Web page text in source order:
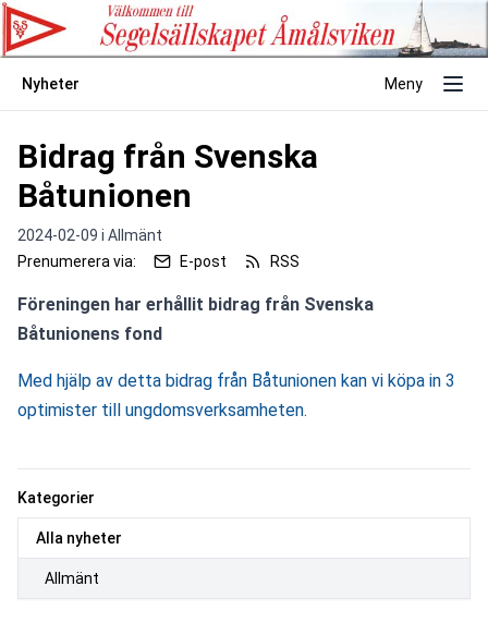
Nyheter Meny
Kategorier
Alla nyheter
Allmänt
Bidrag från Svenska
Båtunionen
2024-02-09 i Allmänt
Prenumerera via:
E-post RSS
Föreningen har erhållit bidrag från Svenska
Båtunionens fond
Med hjälp av detta bidrag från Båtunionen kan vi köpa in 3
optimister till ungdomsverksamheten.